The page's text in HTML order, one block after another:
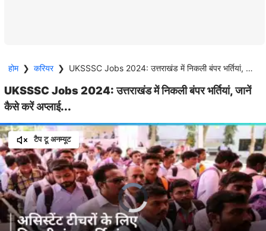
होम ❯ करियर ❯ UKSSSC Jobs 2024: उत्तराखंड में निकली बंपर भर्तियां, जानें कैसे करें अप्लाई...
UKSSSC Jobs 2024: उत्तराखंड में निकली बंपर भर्तियां, जानें
कैसे करें अप्लाई...
टैप टू अनम्यूट
Video
Player
is
loading.